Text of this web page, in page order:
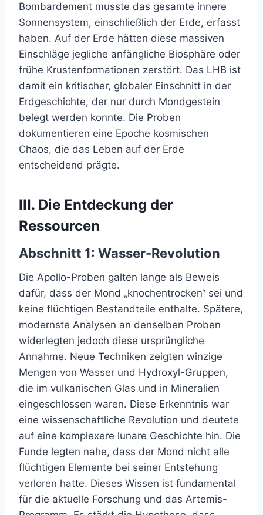
Bombardement musste das gesamte innere
Sonnensystem, einschließlich der Erde, erfasst
haben. Auf der Erde hätten diese massiven
Einschläge jegliche anfängliche Biosphäre oder
frühe Krustenformationen zerstört. Das LHB ist
damit ein kritischer, globaler Einschnitt in der
Erdgeschichte, der nur durch Mondgestein
belegt werden konnte. Die Proben
dokumentieren eine Epoche kosmischen
Chaos, die das Leben auf der Erde
entscheidend prägte.
III. Die Entdeckung der
Ressourcen
Abschnitt 1: Wasser-Revolution
Die Apollo-Proben galten lange als Beweis
dafür, dass der Mond „knochentrocken“ sei und
keine flüchtigen Bestandteile enthalte. Spätere,
modernste Analysen an denselben Proben
widerlegten jedoch diese ursprüngliche
Annahme. Neue Techniken zeigten winzige
Mengen von Wasser und Hydroxyl-Gruppen,
die im vulkanischen Glas und in Mineralien
eingeschlossen waren. Diese Erkenntnis war
eine wissenschaftliche Revolution und deutete
auf eine komplexere lunare Geschichte hin. Die
Funde legten nahe, dass der Mond nicht alle
flüchtigen Elemente bei seiner Entstehung
verloren hatte. Dieses Wissen ist fundamental
für die aktuelle Forschung und das Artemis-